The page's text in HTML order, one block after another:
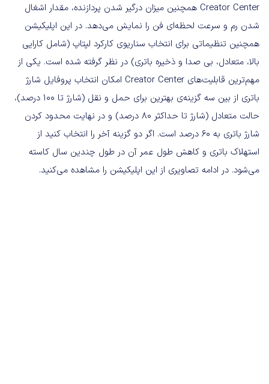
Creator Center همچنین میزان درگیر شدن پردازنده، مقدار اشغال
شدن رم و سرعت لحظه‌ای فن را نمایش می‌دهد. در این اپلیکیشن
همچنین تنظیماتی برای انتخاب سناریوی کارکرد لپتاپ (شامل کارایی
بالا،‌ متعادل، بی صدا و ذخیره باتری) در نظر گرفته شده است. یکی از
مهم‌‌ترین قابلیت‌های Creator Center امکان انتخاب پروفایل شارژ
باتری از بین سه گزینه‌ی بهترین برای حمل و نقل (شارژ تا ۱۰۰ درصد)،
حالت متعادل (شارژ تا حداکثر ۸۰ درصد) و در نهایت محدود کردن
شارژ باتری به ۶۰ درصد است. اگر دو گزینه آخر را انتخاب کنید از
استهلاک باتری و کاهش طول عمر آن در طول چندین سال کاسته
می‌شود. در ادامه تصاویری از این اپلیکیشن را مشاهده می‌کنید.